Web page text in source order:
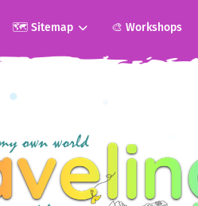
🗺️ Sitemap 🎨 Workshops